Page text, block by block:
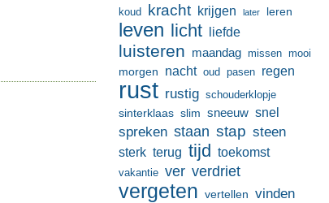
koud kracht krijgen later leren
leven licht liefde
luisteren maandag missen mooi
morgen nacht oud pasen regen
rust rustig schouderklopje
sinterklaas slim sneeuw snel
spreken staan stap steen
sterk terug tijd toekomst
vakantie ver verdriet
vergeten vertellen vinden